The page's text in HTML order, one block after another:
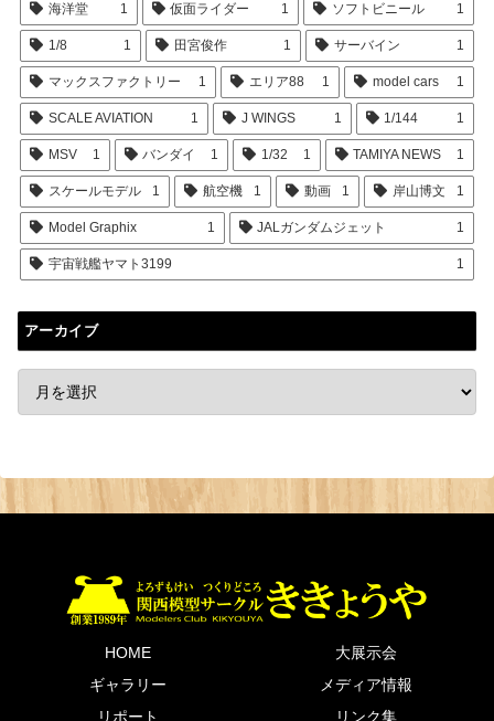
海洋堂 1 仮面ライダー 1 ソフトビニール 1
1/8 1 田宮俊作 1 サーバイン 1
マックスファクトリー 1 エリア88 1 model cars 1
SCALE AVIATION 1 J WINGS 1 1/144 1
MSV 1 バンダイ 1 1/32 1 TAMIYA NEWS 1
スケールモデル 1 航空機 1 動画 1 岸山博文 1
Model Graphix 1 JALガンダムジェット 1
宇宙戦艦ヤマト3199 1
アーカイブ
HOME
大展示会
ギャラリー
メディア情報
リポート
リンク集